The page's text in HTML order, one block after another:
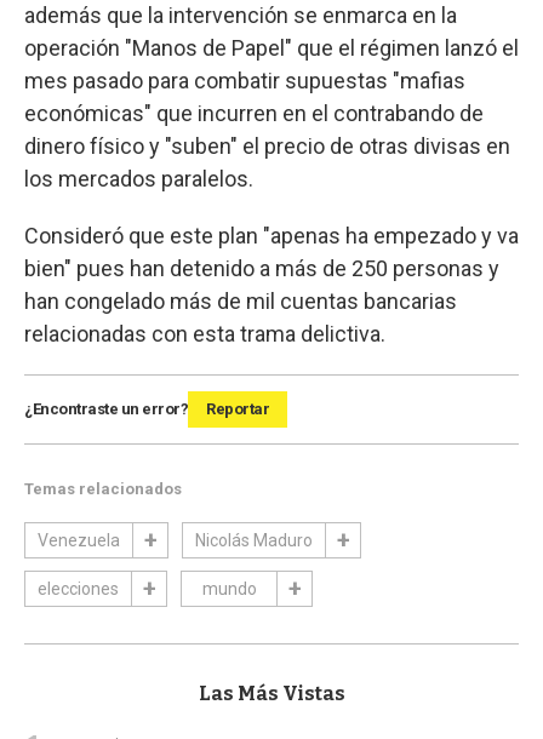
además que la intervención se enmarca en la
operación "Manos de Papel" que el régimen lanzó el
mes pasado para combatir supuestas "mafias
económicas" que incurren en el contrabando de
dinero físico y "suben" el precio de otras divisas en
los mercados paralelos.
Consideró que este plan "apenas ha empezado y va
bien" pues han detenido a más de 250 personas y
han congelado más de mil cuentas bancarias
relacionadas con esta trama delictiva.
¿Encontraste un error? Reportar
Temas relacionados
Venezuela Nicolás Maduro
elecciones mundo
Las Más Vistas